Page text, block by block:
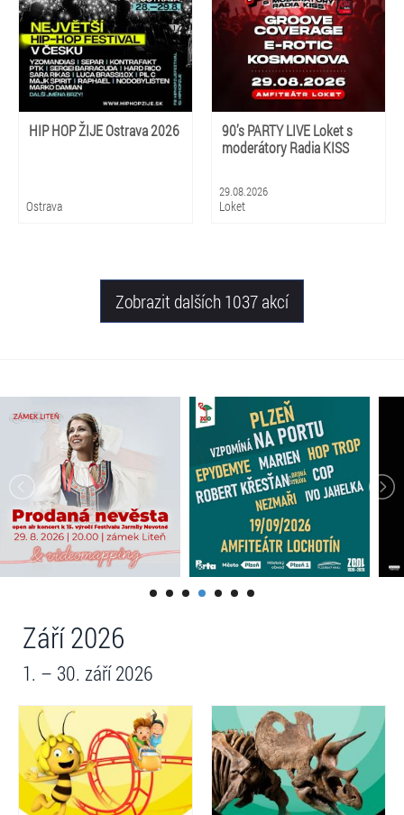
HIP HOP ŽIJE Ostrava 2026
Ostrava
90’s PARTY LIVE Loket s
moderátory Radia KISS
29.08.2026
Loket
Zobrazit dalších 1037 akcí
Září 2026
1. – 30. září 2026